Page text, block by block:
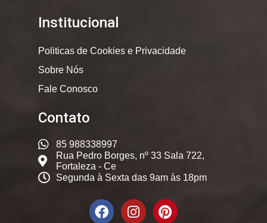
Institucional
Politicas de Cookies e Privacidade
Sobre Nós
Fale Conosco
Contato
85 988338997
Rua Pedro Borges, nº 33 Sala 722,
Fortaleza - Ce
Segunda à Sexta das 9am às 18pm